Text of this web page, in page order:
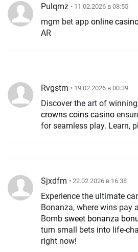
Pulqmz • 11.02.2026 в 08:55
mgm bet app online
AR
Rvgstm • 19.02.2026 в 00:39
Discover the art of
crowns coins casino
for seamless play. Learn,
Sjxdfm • 22.02.2026 в 16:38
Experience the ultimate
Bonanza, where wins pay
Bomb sweet bonanza
turn small bets into life-
right now!